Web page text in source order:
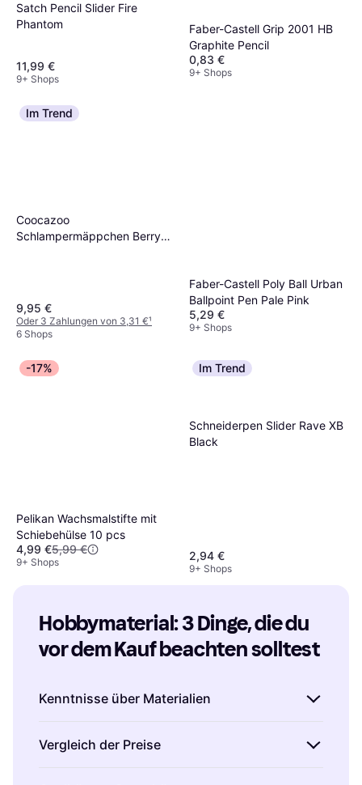
Satch Pencil Slider Fire
Phantom
11,99 €
9+ Shops
Faber-Castell Grip 2001 HB
Graphite Pencil
0,83 €
9+ Shops
Im Trend
Coocazoo
Schlampermäppchen Berry
9,95 €
Oder 3 Zahlungen von 3,31 €¹
6 Shops
Faber-Castell Poly Ball Urban
Ballpoint Pen Pale Pink
5,29 €
9+ Shops
-17%
Pelikan Wachsmalstifte mit
Schiebehülse 10 pcs
4,99 €5,99 €
9+ Shops
Im Trend
Schneiderpen Slider Rave XB
Black
2,94 €
9+ Shops
Hobbymaterial: 3 Dinge, die du
vor dem Kauf beachten solltest
Kenntnisse über Materialien
Hobbymaterialien zu kennen und zu
verstehen, welche am besten für dein Projekt
Vergleich der Preise